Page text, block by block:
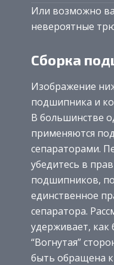
Или возможно
невероятные
Сборка
Изображение
подшипника и
В большинстве
применяются
сепараторами.
убедитесь в
подшипников,
единственное
сепаратора.
удерживает, как
“Вогнутая”
быть обращена к